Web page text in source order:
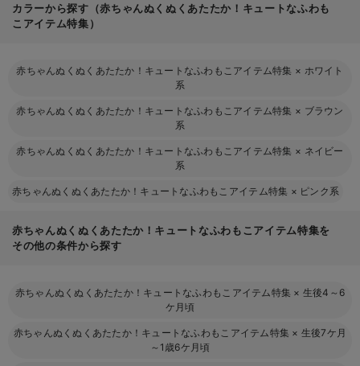
カラーから探す（赤ちゃんぬくぬくあたたか！キュートなふわも
こアイテム特集）
赤ちゃんぬくぬくあたたか！キュートなふわもこアイテム特集 × ホワイト
系
赤ちゃんぬくぬくあたたか！キュートなふわもこアイテム特集 × ブラウン
系
赤ちゃんぬくぬくあたたか！キュートなふわもこアイテム特集 × ネイビー
系
赤ちゃんぬくぬくあたたか！キュートなふわもこアイテム特集 × ピンク系
赤ちゃんぬくぬくあたたか！キュートなふわもこアイテム特集を
その他の条件から探す
赤ちゃんぬくぬくあたたか！キュートなふわもこアイテム特集 × 生後4～6
ケ月頃
赤ちゃんぬくぬくあたたか！キュートなふわもこアイテム特集 × 生後7ケ月
～1歳6ケ月頃